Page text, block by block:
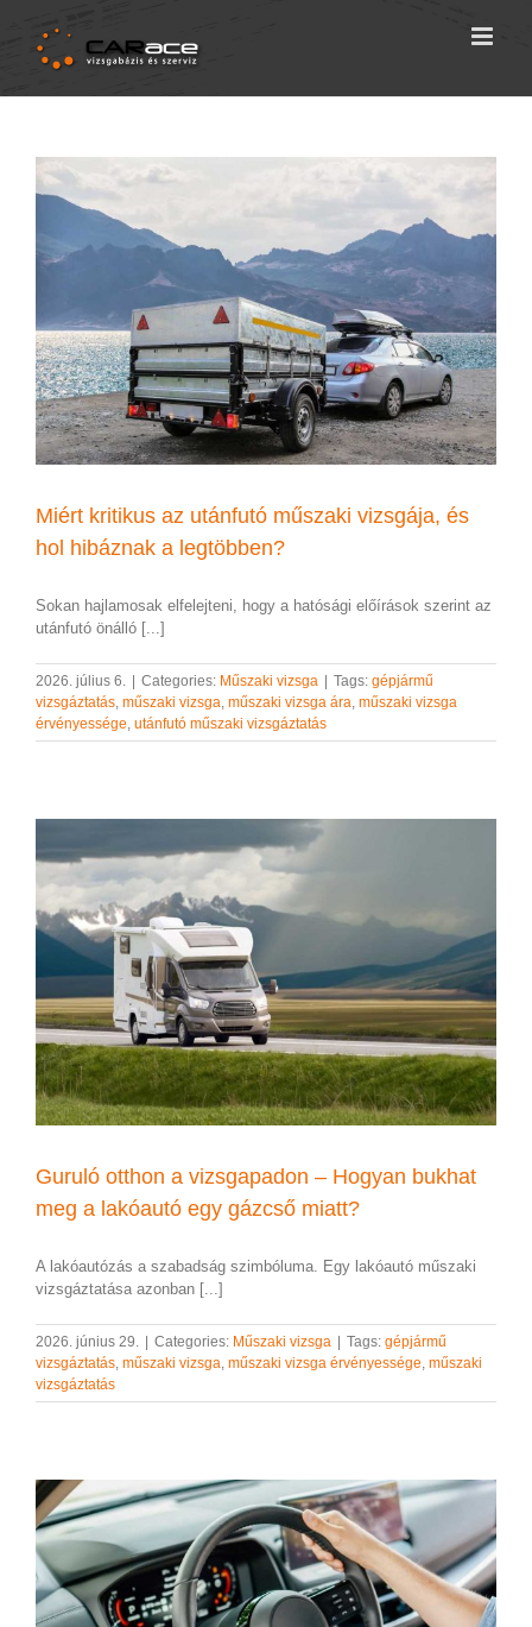
content
Miért kritikus az utánfutó műszaki vizsgája, és
hol hibáznak a legtöbben?
Sokan hajlamosak elfelejteni, hogy a hatósági előírások szerint az
utánfutó önálló [...]
2026. július 6. | Categories: Műszaki vizsga | Tags: gépjármű
vizsgáztatás műszaki vizsga műszaki vizsga ára műszaki vizsga
érvényessége utánfutó műszaki vizsgáztatás
Guruló otthon a vizsgapadon – Hogyan bukhat
meg a lakóautó egy gázcső miatt?
A lakóautózás a szabadság szimbóluma. Egy lakóautó műszaki
vizsgáztatása azonban [...]
2026. június 29. Categories: Műszaki vizsga Tags: gépjármű
vizsgáztatás, műszaki vizsga, műszaki vizsga érvényessége, műszaki
vizsgáztatás